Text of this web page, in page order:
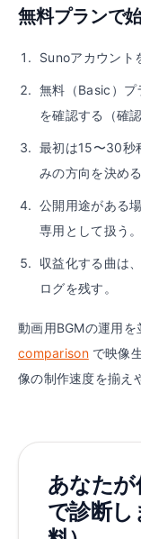
無料プランで
Sunoアカウント
無料（Basic）プ
を確認する（確
最初は15〜30秒
みの方向を決める
公開用途がある
専用として扱う。
収益化する曲は
ログを残す。
動画用BGMの運用を
comparison で映像
像の制作速度を揃え
あなた
で診断し